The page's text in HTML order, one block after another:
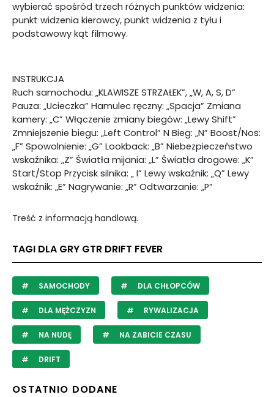
wybierać spośród trzech różnych punktów widzenia:
punkt widzenia kierowcy, punkt widzenia z tyłu i
podstawowy kąt filmowy.
INSTRUKCJA
Ruch samochodu: „KLAWISZE STRZAŁEK”, „W, A, S, D”
Pauza: „Ucieczka” Hamulec ręczny: „Spacja” Zmiana
kamery: „C” Włączenie zmiany biegów: „Lewy Shift”
Zmniejszenie biegu: „Left Control” N Bieg: „N” Boost/Nos:
„F” Spowolnienie: „G” Lookback: „B” Niebezpieczeństwo
wskaźnika: „Z” Światła mijania: „L” Światła drogowe: „K”
Start/Stop Przycisk silnika: „ I” Lewy wskaźnik: „Q” Lewy
wskaźnik: „E” Nagrywanie: „R” Odtwarzanie: „P”
Treść z informacją handlową.
TAGI DLA GRY GTR DRIFT FEVER
SAMOCHODY DLA CHŁOPCÓW
DLA MĘŻCZYZN RYWALIZACJA
NA NUDĘ NA ZABICIE CZASU
DRIFT
OSTATNIO DODANE